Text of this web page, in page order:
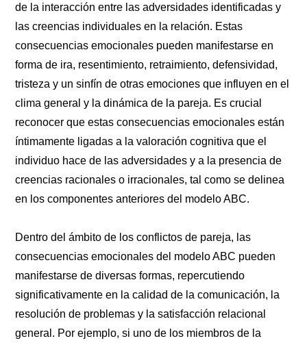
de la interacción entre las adversidades identificadas y
las creencias individuales en la relación. Estas
consecuencias emocionales pueden manifestarse en
forma de ira, resentimiento, retraimiento, defensividad,
tristeza y un sinfín de otras emociones que influyen en el
clima general y la dinámica de la pareja. Es crucial
reconocer que estas consecuencias emocionales están
íntimamente ligadas a la valoración cognitiva que el
individuo hace de las adversidades y a la presencia de
creencias racionales o irracionales, tal como se delinea
en los componentes anteriores del modelo ABC.
Dentro del ámbito de los conflictos de pareja, las
consecuencias emocionales del modelo ABC pueden
manifestarse de diversas formas, repercutiendo
significativamente en la calidad de la comunicación, la
resolución de problemas y la satisfacción relacional
general. Por ejemplo, si uno de los miembros de la